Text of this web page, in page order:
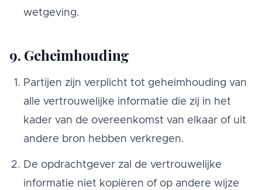
wetgeving.
9. Geheimhouding
Partijen zijn verplicht tot geheimhouding van
alle vertrouwelijke informatie die zij in het
kader van de overeenkomst van elkaar of uit
andere bron hebben verkregen.
De opdrachtgever zal de vertrouwelijke
informatie niet kopiëren of op andere wijze